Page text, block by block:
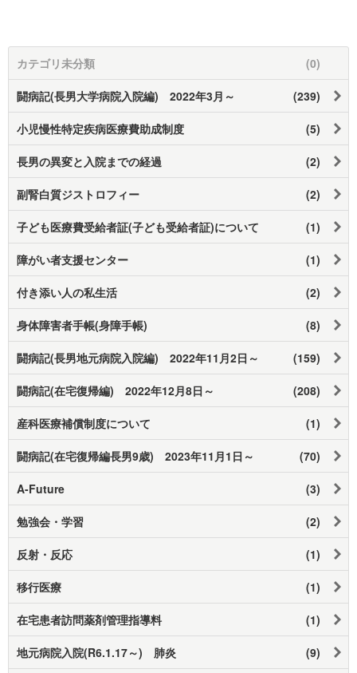
カテゴリ未分類 (0)
闘病記(長男大学病院入院編) 2022年3月～ (239)
小児慢性特定疾病医療費助成制度 (5)
長男の異変と入院までの経過 (2)
副腎白質ジストロフィー (2)
子ども医療費受給者証(子ども受給者証)について (1)
障がい者支援センター (1)
付き添い人の私生活 (2)
身体障害者手帳(身障手帳) (8)
闘病記(長男地元病院入院編) 2022年11月2日～ (159)
闘病記(在宅復帰編) 2022年12月8日～ (208)
産科医療補償制度について (1)
闘病記(在宅復帰編長男9歳) 2023年11月1日～ (70)
A-Future (3)
勉強会・学習 (2)
反射・反応 (1)
移行医療 (1)
在宅患者訪問薬剤管理指導料 (1)
地元病院入院(R6.1.17～) 肺炎 (9)